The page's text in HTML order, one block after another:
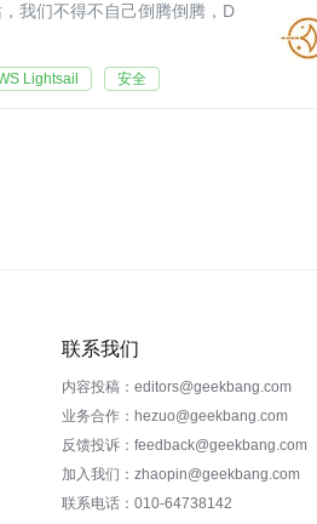
我们不得不自己倒腾倒腾，D
Lightsail 安全
联系我们
内容投稿：editors@geekbang.com
业务合作：hezuo@geekbang.com
反馈投诉：feedback@geekbang.com
加入我们：zhaopin@geekbang.com
联系电话：010-64738142